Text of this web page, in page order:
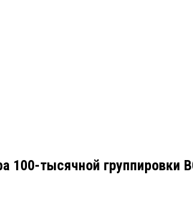
100-тысячной группировки